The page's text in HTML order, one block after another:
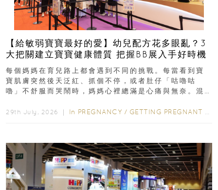
【給敏弱寶寶最好的愛】幼兒配方花多眼亂？3
大把關建立寶寶健康體質 把握BB展入手好時機
每個媽媽在育兒路上都會遇到不同的挑戰。每當看到寶
寶肌膚突然後天泛紅、抓個不停，或者肚仔「咕嚕咕
嚕」不舒服而哭鬧時，媽媽心裡總滿是心痛與無奈。混
29th July, 2026 ｜ In PREGNANCY / GETTING PREGNANT